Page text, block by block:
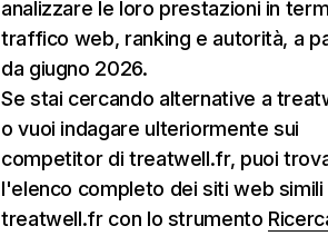
analizzare le loro prestazioni in
traffico web, ranking e autorità, a
da giugno 2026.
Se stai cercando alternative a
o vuoi indagare ulteriormente sui
competitor di treatwell.fr, puoi
l'elenco completo dei siti web simili
treatwell.fr con lo strumento